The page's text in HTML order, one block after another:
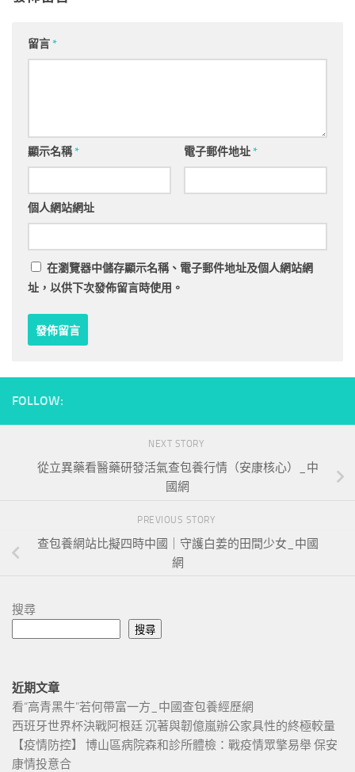
留言*
顯示名稱* 電子郵件地址*
個人網站網址
在瀏覽器中儲存顯示名稱、電子郵件地址及個人網站網
址，以供下次發佈留言時使用。
FOLLOW:
NEXT STORY
從立異藥看醫藥研發活氣查包養行情（安康核心）_中
國網
PREVIOUS STORY
查包養網站比擬四時中國｜守護白姜的田間少女_中國
網
搜尋
搜尋
近期文章
看“高青黑牛”若何帶富一方_中國查包養經歷網
西班牙世界杯決戰阿根廷 沉著與韌億嵐辦公家具性的終極較量
【疫情防控】 博山區病院森和診所體檢：戰疫情眾擎易舉 保安
康情投意合